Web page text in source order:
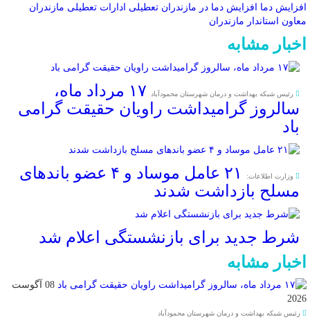
افزایش دما
افزایش دما در مازندران تعطیلی ادارات تعطیلی مازندران
معاون استاندار مازندران
اخبار مشابه
رئیس شبکه بهداشت و درمان شهرستان محمودآباد
۱۷ مرداد ماه،
سالروز گرامیداشت راویان حقیقت گرامی
باد
وزارت اطلاعات:
۲۱ عامل موساد و ۴ عضو باند‌های
مسلح بازداشت شدند
شرط جدید برای بازنشستگی اعلام شد
اخبار مشابه
08 آگوست
2026
رئیس شبکه بهداشت و درمان شهرستان محمودآباد